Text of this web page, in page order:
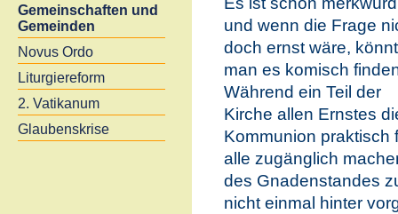
Gemeinschaften und
Gemeinden
Novus Ordo
Liturgiereform
2. Vatikanum
Glaubenskrise
und wenn die Frage
doch ernst wäre,
man es komisch
Während ein Teil der
Kirche allen Ernstes
Kommunion praktisch
alle zugänglich
des Gnadenstandes
nicht einmal hinter